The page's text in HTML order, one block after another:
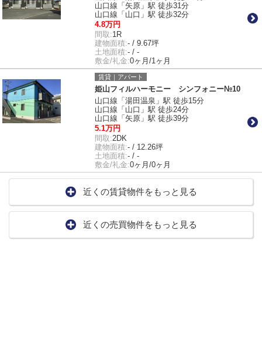
山口線「矢原」駅 徒歩31分
山口線「山口」駅 徒歩32分
4.8万円
間取:1R
建物面積:- / 9.67坪
土地面積:- / -
敷金/礼金:0ヶ月/1ヶ月
賃貸｜アパート
姫山フィルハーモニー シンフォニー№10
山口線「湯田温泉」駅 徒歩15分
山口線「山口」駅 徒歩24分
山口線「矢原」駅 徒歩39分
5.1万円
間取:2DK
建物面積:- / 12.26坪
土地面積:- / -
敷金/礼金:0ヶ月/0ヶ月
近くの賃貸物件をもっと見る
近くの売買物件をもっと見る